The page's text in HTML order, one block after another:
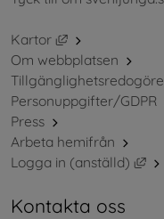
Kartor
Länk till annan
Om webbplatsen
Personuppgifter/GDPR
Press
Arbeta hemifrån
Logga in (anställd)
Kontakta oss